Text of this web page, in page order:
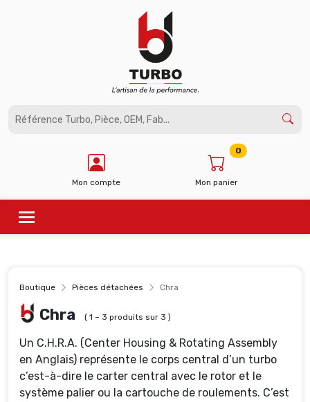
Mon compte Mon panier
0
Boutique Pièces détachées Chra
Chra ( 1 – 3 produits sur 3 )
Un C.H.R.A. (Center Housing & Rotating Assembly
en Anglais) représente le corps central d’un turbo
c’est-à-dire le carter central avec le rotor et le
système palier ou la cartouche de roulements. C’est
Panneau de gestion des cookies